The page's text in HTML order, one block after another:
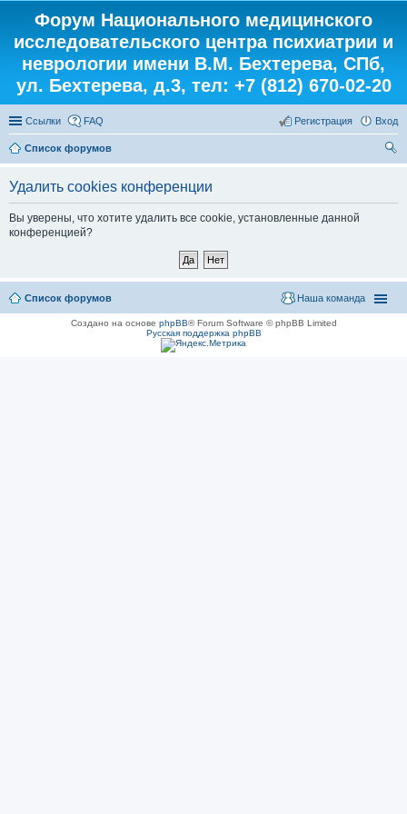
Форум Национального медицинского
исследовательского центра психиатрии и
неврологии имени В.М. Бехтерева, СПб,
ул. Бехтерева, д.3, тел: +7 (812) 670-02-20
Ссылки FAQ Вход
Регистрация
Список форумов
Удалить cookies конференции
Вы уверены, что хотите удалить все cookie, установленные данной
конференцией?
Список форумов Наша команда
Создано на основе phpBB® Forum Software © phpBB Limited
Русская поддержка phpBB